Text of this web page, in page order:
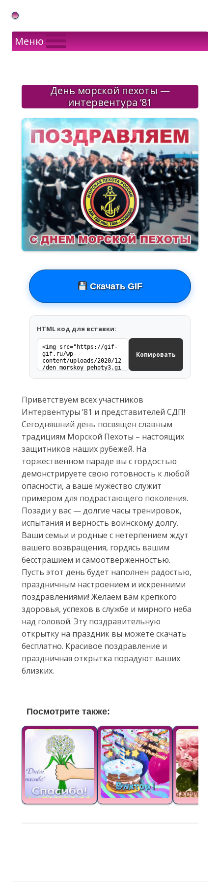
Gif Открытки в подарок
Меню
День морской пехоты —
интервентура ’81
Скачать GIF
HTML код для вставки:
Копировать
Приветствуем всех участников
Интервентуры ’81 и представителей СДП!
Сегодняшний день посвящен славным
традициям Морской Пехоты – настоящих
защитников наших рубежей. На
торжественном параде вы с гордостью
демонстрируете свою готовность к любой
опасности, а ваше мужество служит
примером для подрастающего поколения.
Позади у вас — долгие часы тренировок,
испытания и верность воинскому долгу.
Ваши семьи и родные с нетерпением ждут
вашего возвращения, гордясь вашим
бесстрашием и самоотверженностью.
Пусть этот день будет наполнен радостью,
праздничным настроением и искренними
поздравлениями! Желаем вам крепкого
здоровья, успехов в службе и мирного неба
над головой. Эту поздравительную
открытку на праздник вы можете скачать
бесплатно. Красивое поздравление и
праздничная открытка порадуют ваших
близких.
Посмотрите также: